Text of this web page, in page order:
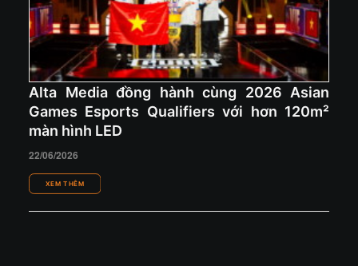
Alta Media đồng hành cùng 2026 Asian
Games Esports Qualifiers với hơn 120m²
màn hình LED
22/06/2026